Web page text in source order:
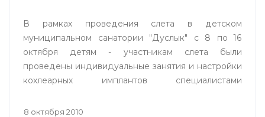
В рамках проведения слета в детском
муниципальном санатории "Дуслык" с 8 по 16
октября детям - участникам слета были
проведены индивидуальные занятия и настройки
кохлеарных имплантов специалистами
Великобритании, Германии, специалистами ФГУ
8 октября 2010